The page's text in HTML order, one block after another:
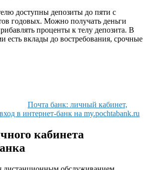
доступны депозиты до пяти с
годовых. Можно получать деньги
проценты к телу депозита. В
есть вклады до востребования, срочные
Почта банк: личный кабинет,
в интернет-банк на my.pochtabank.ru
кабинета